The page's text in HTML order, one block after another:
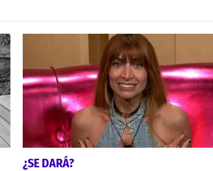
¿SE DARÁ?